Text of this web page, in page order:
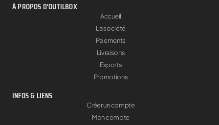
À PROPOS D'OUTILBOX
Accueil
La société
Paiements
Livraisons
Exports
Promotions
INFOS & LIENS
Créer un compte
Mon compte